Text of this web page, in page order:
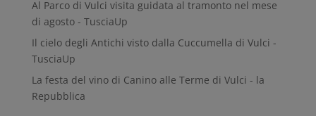
Al Parco di Vulci visita guidata al tramonto nel mese
di agosto - TusciaUp
Il cielo degli Antichi visto dalla Cuccumella di Vulci -
TusciaUp
La festa del vino di Canino alle Terme di Vulci - la
Repubblica